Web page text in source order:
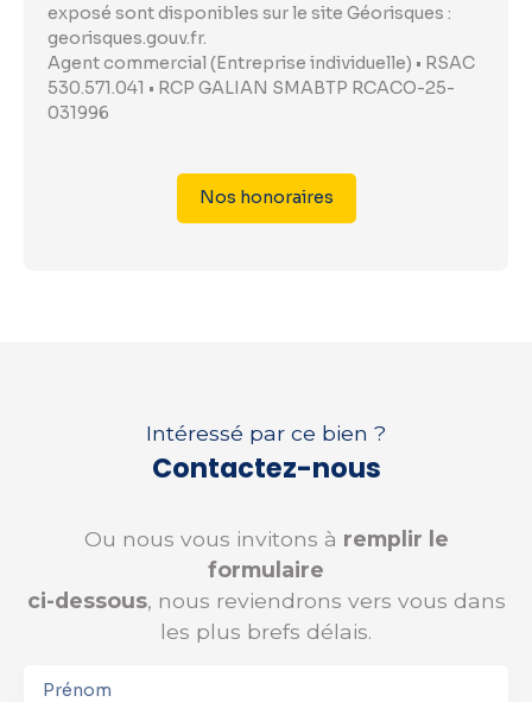
exposé sont disponibles sur le site Géorisques :
georisques.gouv.fr.
Agent commercial (Entreprise individuelle) • RSAC
530.571.041 • RCP GALIAN SMABTP RCACO-25-
031996
Nos honoraires
Intéressé par ce bien ?
Contactez-nous
Ou nous vous invitons à remplir le
formulaire
ci-dessous, nous reviendrons vers vous dans
les plus brefs délais.
Prénom